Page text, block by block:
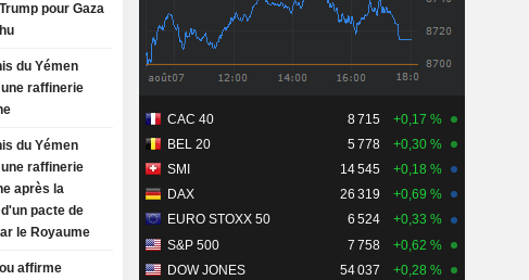
pour Gaza
du Yémen
raffinerie
du Yémen
raffinerie
après la
pacte de
le Royaume
affirme
CAC 40 8 715
+0,17 %
BEL 20
5 778
+0,30 %
SMI
14 545
+0,18 %
DAX
26 319
+0,69 %
EURO STOXX 50
6 524
+0,33 %
S&P 500
7 758
+0,62 %
DOW JONES
54 037
+0,28 %